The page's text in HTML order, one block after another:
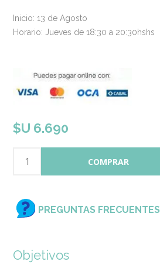
Inicio: 13 de Agosto
Horario: Jueves de 18:30 a 20:30hshs
$U 6.690
PREGUNTAS FRECUENTES
Objetivos